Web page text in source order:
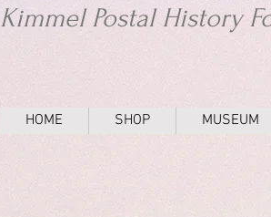
Kimmel Postal History
HOME SHOP MUSEUM